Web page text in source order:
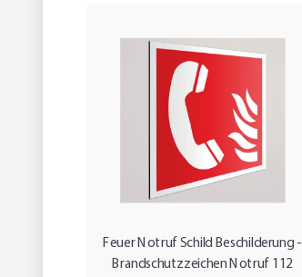
Feuer Notruf Schild Beschilderung -
Brandschutzzeichen Notruf 112